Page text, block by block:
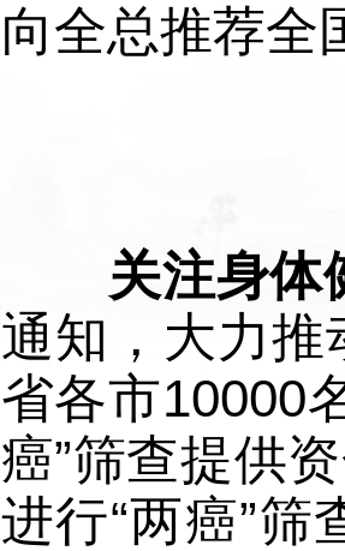
向全总推荐全
关注身体
通知，大力
省各市10000
癌”筛查提供
进行“两癌”